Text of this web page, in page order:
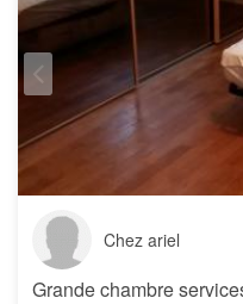
Chez ariel
Grande chambre